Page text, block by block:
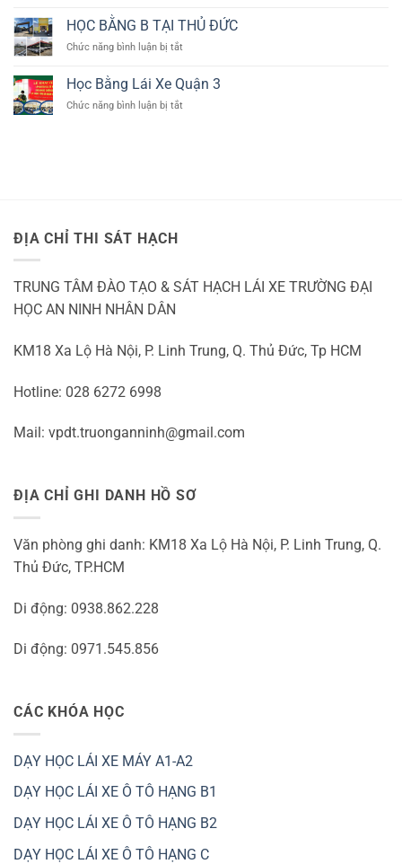
khi
bằng
xe
BẰNG
LÁI
XE
TÔ
TẠI
QUẬN
HỌC BẰNG B TẠI THỦ ĐỨC
Chức năng bình luận bị tắt
BẰNG
B
TẠI
Học Bằng Lái Xe Quận 3
Chức năng bình luận bị tắt
ĐỊA CHỈ THI SÁT HẠCH
TRUNG TÂM ĐÀO TẠO & SÁT HẠCH LÁI XE TRƯỜNG ĐẠI
HỌC AN NINH NHÂN DÂN
KM18 Xa Lộ Hà Nội, P. Linh Trung, Q. Thủ Đức, Tp HCM
Hotline: 028 6272 6998
Mail: vpdt.truonganninh@gmail.com
ĐỊA CHỈ GHI DANH HỒ SƠ
Văn phòng ghi danh: KM18 Xa Lộ Hà Nội, P. Linh Trung, Q.
Thủ Đức, TP.HCM
Di động: 0938.862.228
Di động: 0971.545.856
CÁC KHÓA HỌC
DẠY HỌC LÁI XE MÁY A1-A2
DẠY HỌC LÁI XE Ô TÔ HẠNG B1
DẠY HỌC LÁI XE Ô TÔ HẠNG B2
DẠY HỌC LÁI XE Ô TÔ HẠNG C